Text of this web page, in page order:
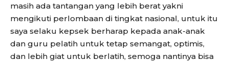
masih ada tantangan yang lebih berat yakni
mengikuti perlombaan di tingkat nasional, untuk itu
saya selaku kepsek berharap kepada anak-anak
dan guru pelatih untuk tetap semangat, optimis,
dan lebih giat untuk berlatih, semoga nantinya bisa